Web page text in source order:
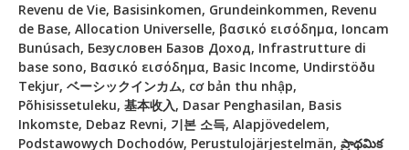
Revenu de Vie, Basisinkomen, Grundeinkommen, Revenu
de Base, Allocation Universelle, βασικό εισόδημα, Ioncam
Bunúsach, Безусловен Базов Доход, Infrastrutture di
base sono, Βασικό εισόδημα, Basic Income, Undirstöðu
Tekjur, ベーシックインカム, cơ bản thu nhập,
Põhisissetuleku, 基本收入, Dasar Penghasilan, Basis
Inkomste, Debaz Revni, 기본 소득, Alapjövedelem,
Podstawowych Dochodów, Perustulojärjestelmän, ప్రాథమిక